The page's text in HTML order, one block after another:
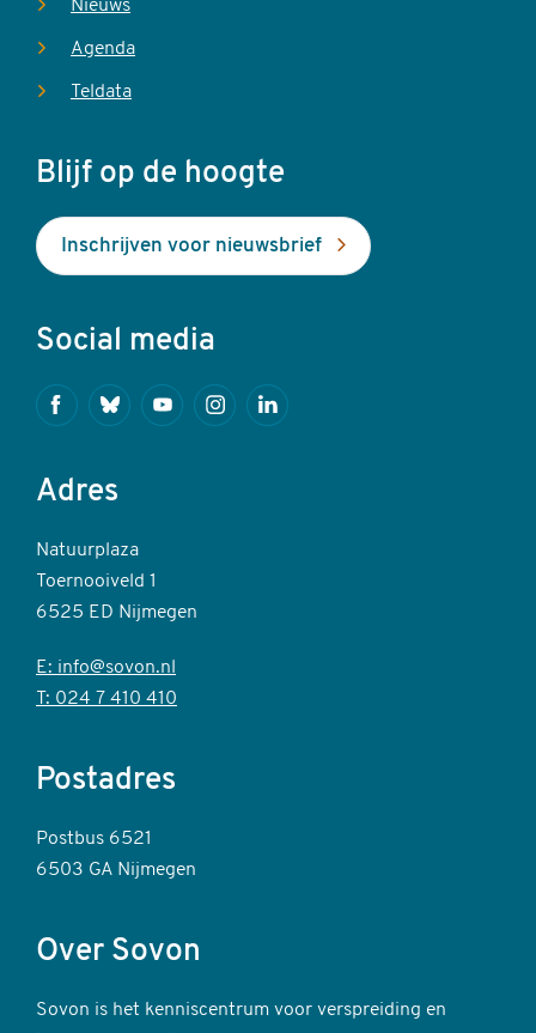
Nieuws
Agenda
Teldata
Blijf op de hoogte
Inschrijven voor nieuwsbrief
Social media
FacebookBlueskyYoutubeInstagramLinkedin
Adres
Natuurplaza
Toernooiveld 1
6525 ED Nijmegen
E: info@sovon.nl
T: 024 7 410 410
Postadres
Postbus 6521
6503 GA Nijmegen
Over Sovon
Sovon is het kenniscentrum voor verspreiding en